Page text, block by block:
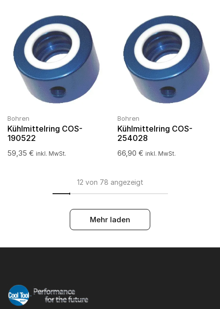
Bohren
Kühlmittelring COS-
190522
59,35 € inkl. MwSt.
Bohren
Kühlmittelring COS-
254028
66,90 € inkl. MwSt.
12 von 78 angezeigt
Mehr laden